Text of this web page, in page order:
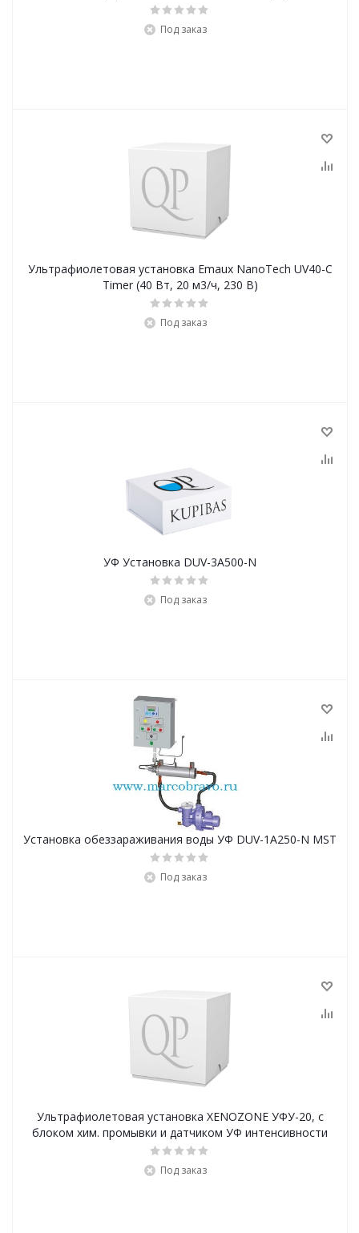
Под заказ
Ультрафиолетовая установка Emaux NanoTech UV40-C
Timer (40 Вт, 20 м3/ч, 230 В)
Под заказ
УФ Установка DUV-3A500-N
Под заказ
Установка обеззараживания воды УФ DUV-1A250-N MSТ
Под заказ
Ультрафиолетовая установка XENOZONE УФУ-20, с
блоком хим. промывки и датчиком УФ интенсивности
Под заказ